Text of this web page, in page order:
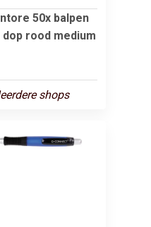
50x balpen
dop rood medium
shops